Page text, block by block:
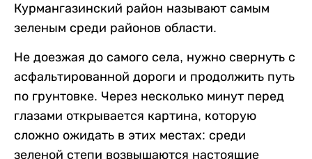
Курмангазинский район называют самым
зеленым среди районов области.
Не доезжая до самого села, нужно свернуть с
асфальтированной дороги и продолжить путь
по грунтовке. Через несколько минут перед
глазами открывается картина, которую
сложно ожидать в этих местах: среди
зеленой степи возвышаются настоящие